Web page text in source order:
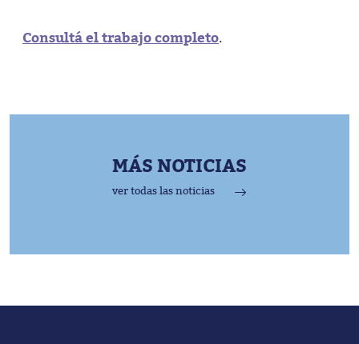
Consultá el trabajo completo.
MÁS NOTICIAS
ver todas las noticias